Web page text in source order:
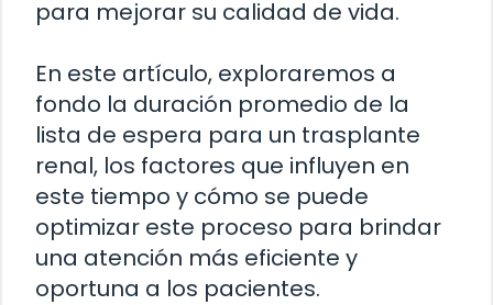
para mejorar su calidad de vida.
En este artículo, exploraremos a
fondo la duración promedio de la
lista de espera para un trasplante
renal, los factores que influyen en
este tiempo y cómo se puede
optimizar este proceso para brindar
una atención más eficiente y
oportuna a los pacientes.